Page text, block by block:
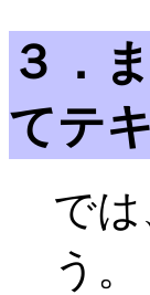
３．
てテ
で
う。